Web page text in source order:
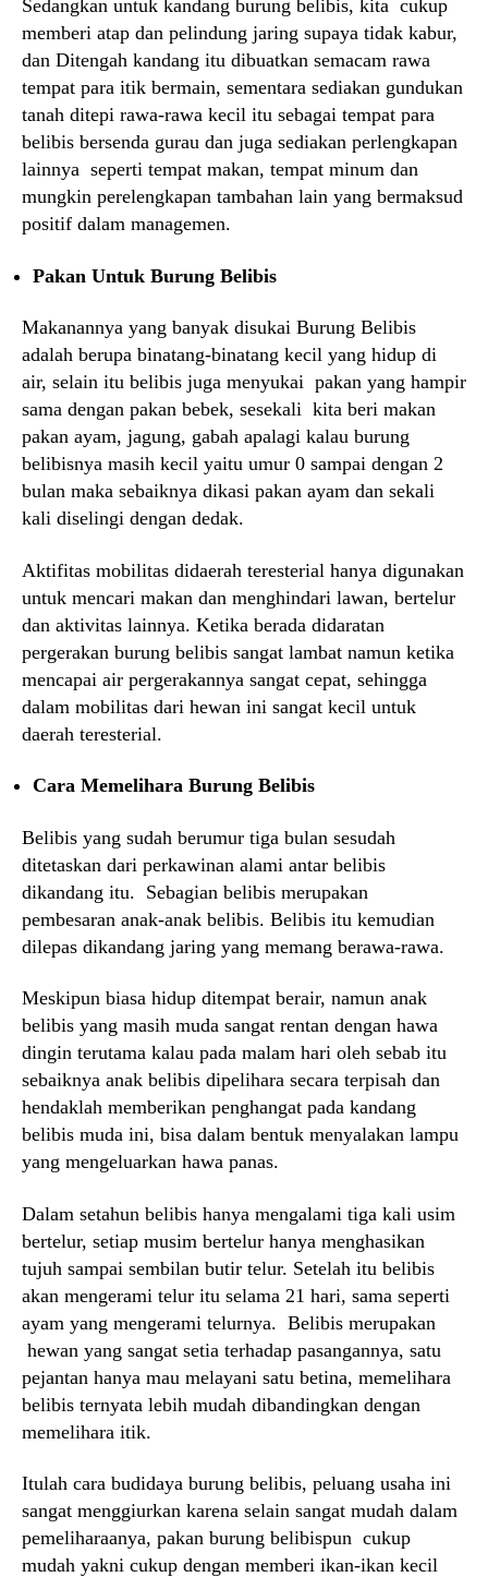
Sedangkan untuk kandang burung belibis, kita cukup
memberi atap dan pelindung jaring supaya tidak kabur,
dan Ditengah kandang itu dibuatkan semacam rawa
tempat para itik bermain, sementara sediakan gundukan
tanah ditepi rawa-rawa kecil itu sebagai tempat para
belibis bersenda gurau dan juga sediakan perlengkapan
lainnya seperti tempat makan, tempat minum dan
mungkin perelengkapan tambahan lain yang bermaksud
positif dalam managemen.
Pakan Untuk Burung Belibis
Makanannya yang banyak disukai Burung Belibis
adalah berupa binatang-binatang kecil yang hidup di
air, selain itu belibis juga menyukai pakan yang hampir
sama dengan pakan bebek, sesekali kita beri makan
pakan ayam, jagung, gabah apalagi kalau burung
belibisnya masih kecil yaitu umur 0 sampai dengan 2
bulan maka sebaiknya dikasi pakan ayam dan sekali
kali diselingi dengan dedak.
Aktifitas mobilitas didaerah teresterial hanya digunakan
untuk mencari makan dan menghindari lawan, bertelur
dan aktivitas lainnya. Ketika berada didaratan
pergerakan burung belibis sangat lambat namun ketika
mencapai air pergerakannya sangat cepat, sehingga
dalam mobilitas dari hewan ini sangat kecil untuk
daerah teresterial.
Cara Memelihara Burung Belibis
Belibis yang sudah berumur tiga bulan sesudah
ditetaskan dari perkawinan alami antar belibis
dikandang itu. Sebagian belibis merupakan
pembesaran anak-anak belibis. Belibis itu kemudian
dilepas dikandang jaring yang memang berawa-rawa.
Meskipun biasa hidup ditempat berair, namun anak
belibis yang masih muda sangat rentan dengan hawa
dingin terutama kalau pada malam hari oleh sebab itu
sebaiknya anak belibis dipelihara secara terpisah dan
hendaklah memberikan penghangat pada kandang
belibis muda ini, bisa dalam bentuk menyalakan lampu
yang mengeluarkan hawa panas.
Dalam setahun belibis hanya mengalami tiga kali usim
bertelur, setiap musim bertelur hanya menghasikan
tujuh sampai sembilan butir telur. Setelah itu belibis
akan mengerami telur itu selama 21 hari, sama seperti
ayam yang mengerami telurnya. Belibis merupakan
hewan yang sangat setia terhadap pasangannya, satu
pejantan hanya mau melayani satu betina, memelihara
belibis ternyata lebih mudah dibandingkan dengan
memelihara itik.
Itulah cara budidaya burung belibis, peluang usaha ini
sangat menggiurkan karena selain sangat mudah dalam
pemeliharaanya, pakan burung belibispun cukup
mudah yakni cukup dengan memberi ikan-ikan kecil